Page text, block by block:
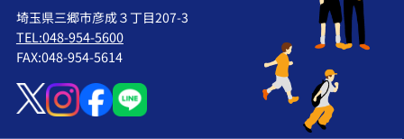
埼玉県三郷市彦成３丁目207-3
TEL:048-954-5600
FAX:048-954-5614